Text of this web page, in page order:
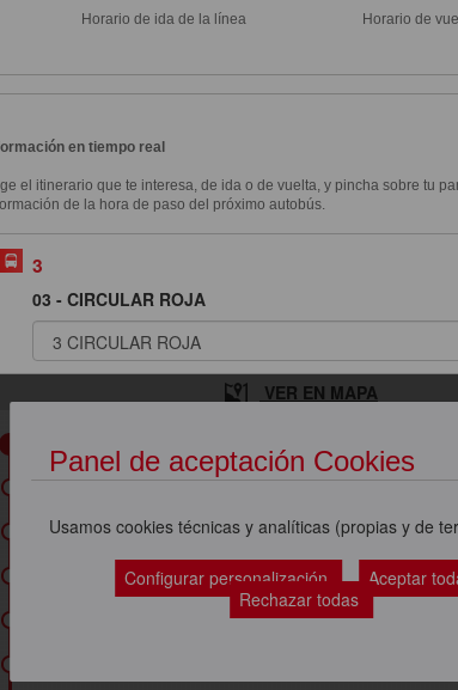
Horario de ida de la línea Horario de
en tiempo real
el itinerario que te interesa, de ida o de vuelta, y pincha sobre tu
de la hora de paso del próximo autobús.